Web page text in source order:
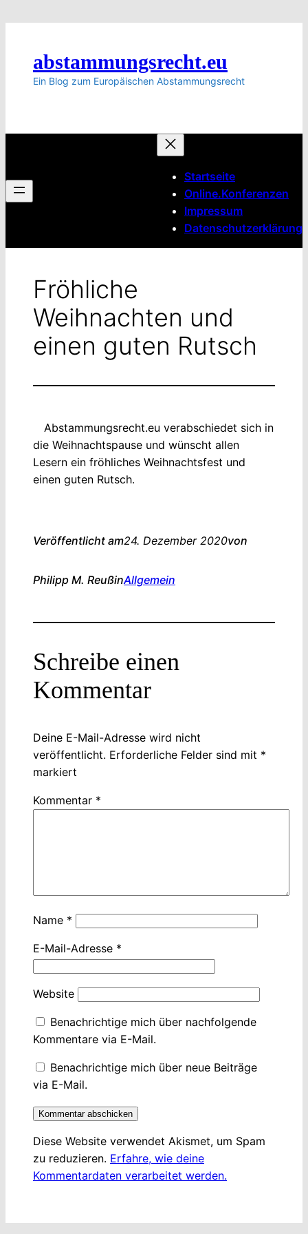
abstammungsrecht.eu
Ein Blog zum Europäischen Abstammungsrecht
Startseite
Online.Konferenzen
Impressum
Datenschutzerklärung
Fröhliche
Weihnachten und
einen guten Rutsch
Abstammungsrecht.eu verabschiedet sich in
die Weihnachtspause und wünscht allen
Lesern ein fröhliches Weihnachtsfest und
einen guten Rutsch.
Veröffentlicht am24. Dezember 2020von
Philipp M. ReußinAllgemein
Schreibe einen
Kommentar
Deine E-Mail-Adresse wird nicht
veröffentlicht. Erforderliche Felder sind mit *
markiert
Kommentar *
Name *
E-Mail-Adresse *
Website
Benachrichtige mich über nachfolgende
Kommentare via E-Mail.
Benachrichtige mich über neue Beiträge
via E-Mail.
Diese Website verwendet Akismet, um Spam
zu reduzieren. Erfahre, wie deine
Kommentardaten verarbeitet werden.